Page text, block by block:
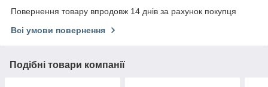
Повернення товару впродовж 14 днів за рахунок покупця
Всі умови повернення
Подібні товари компанії